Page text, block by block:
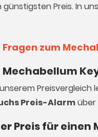
günstigsten Preis. In
zum
Preis-Alarmüber
Preis für einen